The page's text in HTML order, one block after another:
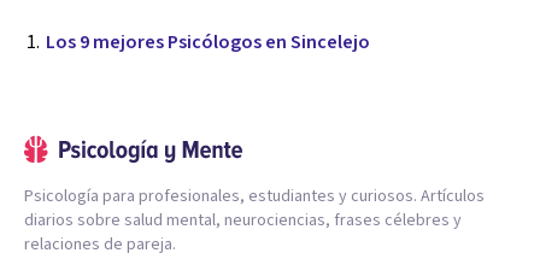
Los 9 mejores Psicólogos en Sincelejo
Psicología para profesionales, estudiantes y curiosos. Artículos
diarios sobre salud mental, neurociencias, frases célebres y
relaciones de pareja.